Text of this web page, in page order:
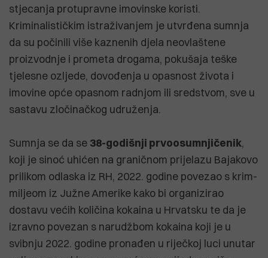
stjecanja protupravne imovinske koristi.
Kriminalističkim istraživanjem je utvrđena sumnja
da su počinili više kaznenih djela neovlaštene
proizvodnje i prometa drogama, pokušaja teške
tjelesne ozljede, dovođenja u opasnost života i
imovine opće opasnom radnjom ili sredstvom, sve u
sastavu zločinačkog udruženja.
Sumnja se da se 38-godišnji prvoosumnjičenik,
koji je sinoć uhićen na graničnom prijelazu Bajakovo
prilikom odlaska iz RH, 2022. godine povezao s krim-
miljeom iz Južne Amerike kako bi organizirao
dostavu većih količina kokaina u Hrvatsku te da je
izravno povezan s narudžbom kokaina koji je u
svibnju 2022. godine pronađen u riječkoj luci unutar